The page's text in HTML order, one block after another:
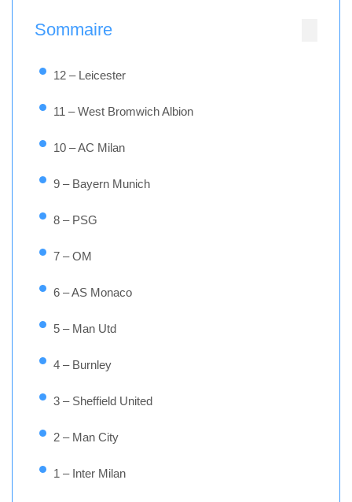
Sommaire
12 – Leicester
11 – West Bromwich Albion
10 – AC Milan
9 – Bayern Munich
8 – PSG
7 – OM
6 – AS Monaco
5 – Man Utd
4 – Burnley
3 – Sheffield United
2 – Man City
1 – Inter Milan